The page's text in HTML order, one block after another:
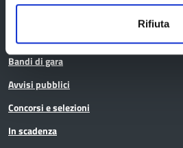
Rifiuta
Bandi e avvisi
Bandi di gara
Avvisi pubblici
Concorsi e selezioni
In scadenza